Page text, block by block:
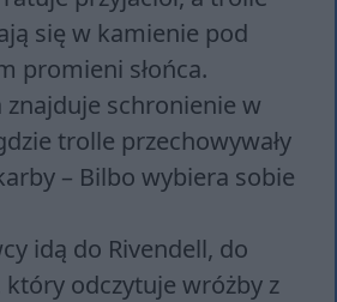
się w kamienie pod
promieni słońca.
znajduje schronienie w
trolle przechowywały
– Bilbo wybiera sobie
idą do Rivendell, do
który odczytuje wróżby z